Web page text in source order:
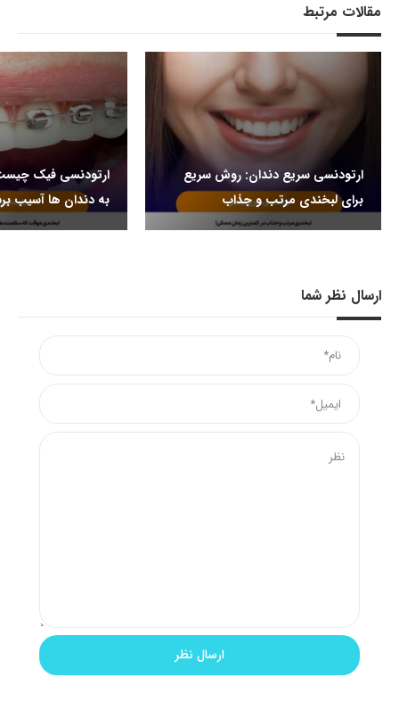
مقالات مرتبط
ارتودنسی سریع دندان: روش سریع
برای لبخندی مرتب و جذاب
ارتودنسی فیک
به دندان ها آسیب
ارسال نظر شما